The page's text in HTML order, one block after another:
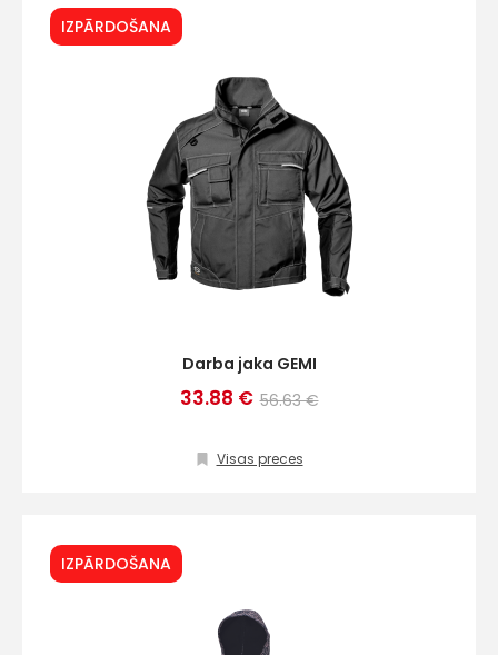
IZPĀRDOŠANA
Darba jaka GEMI
33.88 € 56.63 €
Visas preces
IZPĀRDOŠANA